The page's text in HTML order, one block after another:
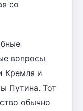
со
вопросы
Кремля и
Путина. Тот
обычно